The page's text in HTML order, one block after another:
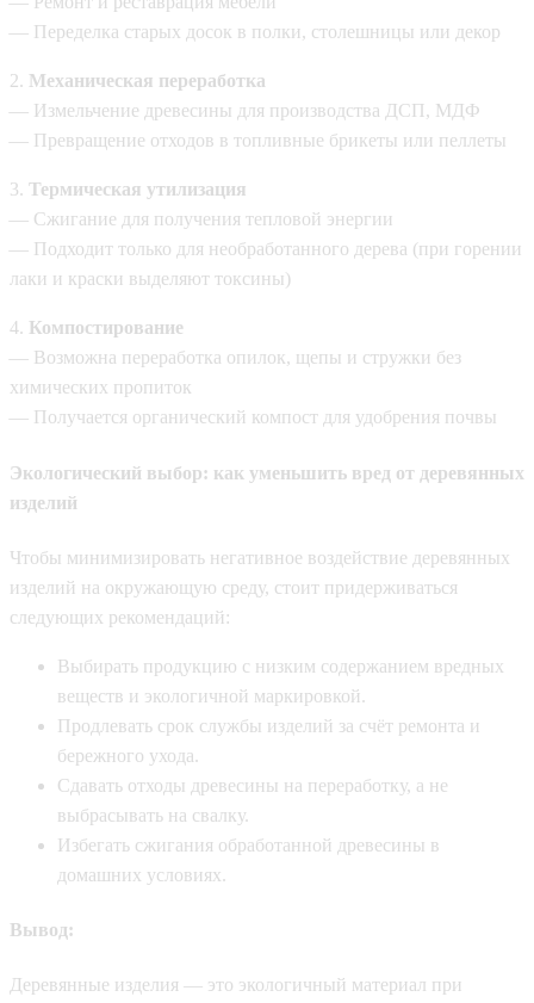
— Переделка старых досок в полки, столешницы или декор
2. Механическая переработка
— Измельчение древесины для производства ДСП, МДФ
— Превращение отходов в топливные брикеты или пеллеты
3. Термическая утилизация
— Сжигание для получения тепловой энергии
— Подходит только для необработанного дерева (при горении
лаки и краски выделяют токсины)
4. Компостирование
— Возможна переработка опилок, щепы и стружки без
химических пропиток
— Получается органический компост для удобрения почвы
Экологический выбор: как уменьшить вред от деревянных
изделий
Чтобы минимизировать негативное воздействие деревянных
изделий на окружающую среду, стоит придерживаться
следующих рекомендаций:
Выбирать продукцию с низким содержанием вредных
веществ и экологичной маркировкой.
Продлевать срок службы изделий за счёт ремонта и
бережного ухода.
Сдавать отходы древесины на переработку, а не
выбрасывать на свалку.
Избегать сжигания обработанной древесины в
домашних условиях.
Вывод:
Деревянные изделия — это экологичный материал при